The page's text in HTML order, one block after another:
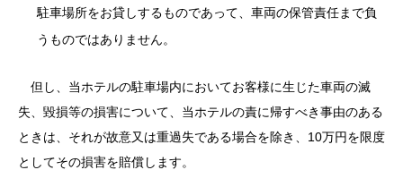
駐車場所をお貸しするものであって、車両の保管責任まで負
うものではありません。
但し、当ホテルの駐車場内においてお客様に生じた車両の滅
失、毀損等の損害について、当ホテルの責に帰すべき事由のある
ときは、それが故意又は重過失である場合を除き、10万円を限度
としてその損害を賠償します。